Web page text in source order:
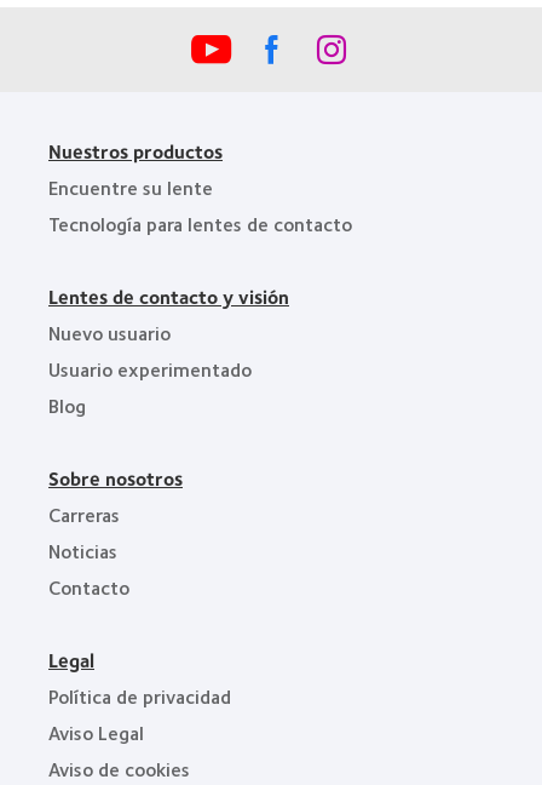
Nuestros productos
Encuentre su lente
Tecnología para lentes de contacto
Lentes de contacto y visión
Nuevo usuario
Usuario experimentado
Blog
Sobre nosotros
Carreras
Noticias
Contacto
Legal
Política de privacidad
Aviso Legal
Aviso de cookies